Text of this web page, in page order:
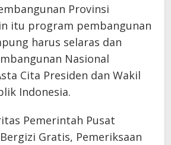
Provinsi
itu program pembangunan
harus selaras dan
Nasional
Cita Presiden dan Wakil
Indonesia.
Pemerintah Pusat
Gratis, Pemeriksaan